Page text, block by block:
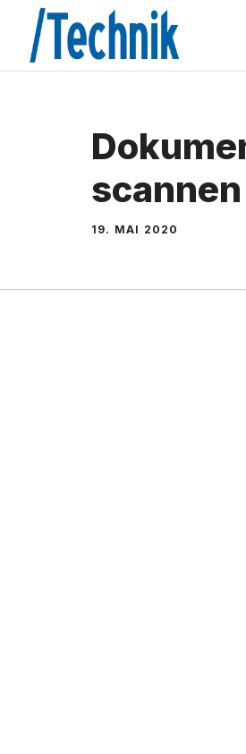
Inhalt
springen
19. MAI 2020